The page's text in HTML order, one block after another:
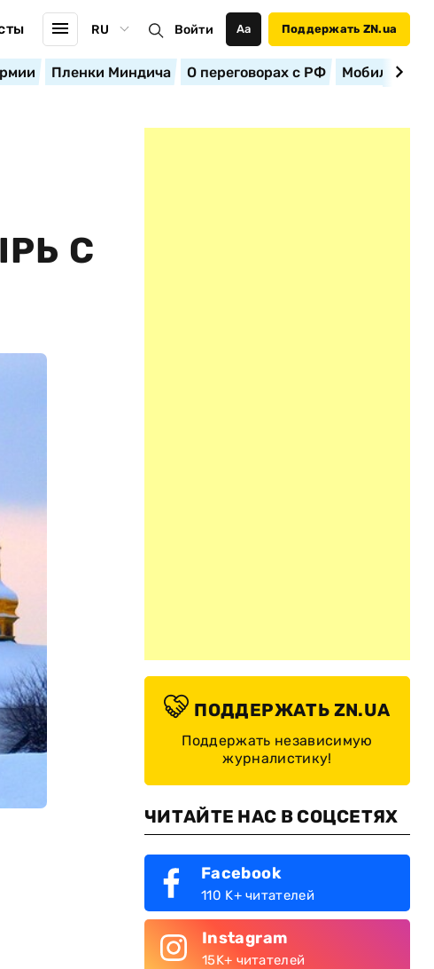
RU Войти Аа Поддержать ZN.ua
Пленки Миндича О переговорах с РФ
С
ПОДДЕРЖАТЬ ZN.UA
Поддержать независимую
журналистику!
ЧИТАЙТЕ НАС В СОЦСЕТЯХ
Facebook
110 K+ читателей
Instagram
15K+ читателей